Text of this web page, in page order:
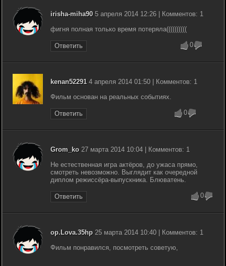
irisha-miha905 апреля 2014 12:26 | Комментов: 1
фигня полная только время потеряла((((((((((
Ответить 0
kenan52291 4 апреля 2014 01:50 | Комментов: 1
Фильм основан на реальных событиях.
Ответить 0
Grom_ko 27 марта 2014 10:04 | Комментов: 1
Не естественная игра актёров, до ужаса прямо,
смотреть невозможно. Выглядит как очередной
диплом режиссёра-выпускника. Блюватень.
Ответить 0
op.Lova.35hp 25 марта 2014 10:40 | Комментов: 1
Фильм понравился, посмотреть советую,